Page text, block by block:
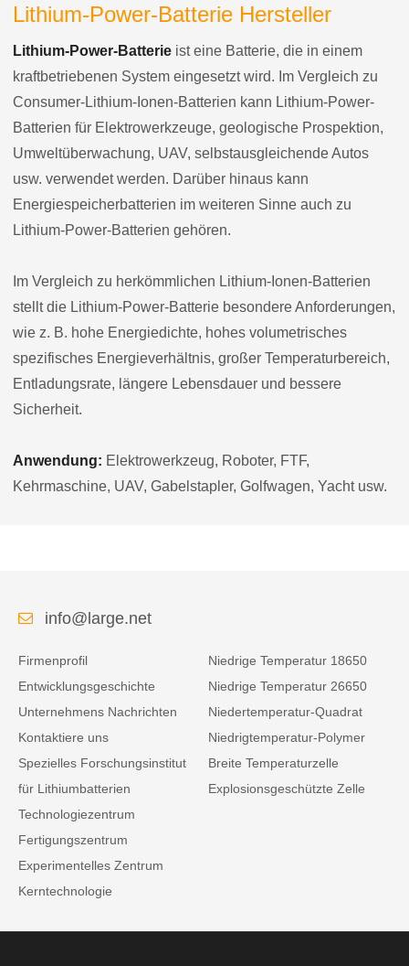
Lithium-Power-Batterie Hersteller
Lithium-Power-Batterie ist eine Batterie, die in einem
kraftbetriebenen System eingesetzt wird. Im Vergleich zu
Consumer-Lithium-Ionen-Batterien kann Lithium-Power-
Batterien für Elektrowerkzeuge, geologische Prospektion,
Umweltüberwachung, UAV, selbstausgleichende Autos
usw. verwendet werden. Darüber hinaus kann
Energiespeicherbatterien im weiteren Sinne auch zu
Lithium-Power-Batterien gehören.
Im Vergleich zu herkömmlichen Lithium-Ionen-Batterien
stellt die Lithium-Power-Batterie besondere Anforderungen,
wie z. B. hohe Energiedichte, hohes volumetrisches
spezifisches Energieverhältnis, großer Temperaturbereich,
Entladungsrate, längere Lebensdauer und bessere
Sicherheit.
Anwendung: Elektrowerkzeug, Roboter, FTF,
Kehrmaschine, UAV, Gabelstapler, Golfwagen, Yacht usw.
info@large.net
Firmenprofil
Entwicklungsgeschichte
Unternehmens Nachrichten
Kontaktiere uns
Spezielles Forschungsinstitut
für Lithiumbatterien
Technologiezentrum
Fertigungszentrum
Experimentelles Zentrum
Kerntechnologie
Niedrige Temperatur 18650
Niedrige Temperatur 26650
Niedertemperatur-Quadrat
Niedrigtemperatur-Polymer
Breite Temperaturzelle
Explosionsgeschützte Zelle